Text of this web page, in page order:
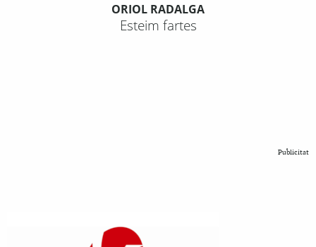
ORIOL RADALGA
Esteim fartes
Publicitat